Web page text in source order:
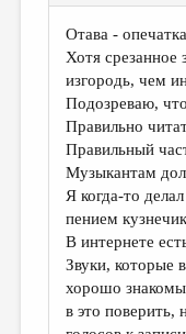
Отава -
Хотя срезанное
изгородь, чем
Подозреваю,
Правильно
Правильный
Музыкантам
Я когда-то
пением
В интернете
Звуки, которые
хорошо
в это поверить,